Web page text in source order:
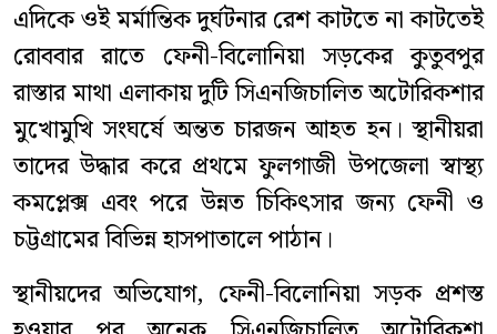
এদিকে ওই মর্মান্তিক দুর্ঘটনার রেশ কাটতে না কাটতেই
রোববার রাতে ফেনী-বিলোনিয়া সড়কের কুতুবপুর
রাস্তার মাথা এলাকায় দুটি সিএনজিচালিত অটোরিকশার
মুখোমুখি সংঘর্ষে অন্তত চারজন আহত হন। স্থানীয়রা
তাদের উদ্ধার করে প্রথমে ফুলগাজী উপজেলা স্বাস্থ্য
কমপ্লেক্স এবং পরে উন্নত চিকিৎসার জন্য ফেনী ও
চট্টগ্রামের বিভিন্ন হাসপাতালে পাঠান।
স্থানীয়দের অভিযোগ, ফেনী-বিলোনিয়া সড়ক প্রশস্ত